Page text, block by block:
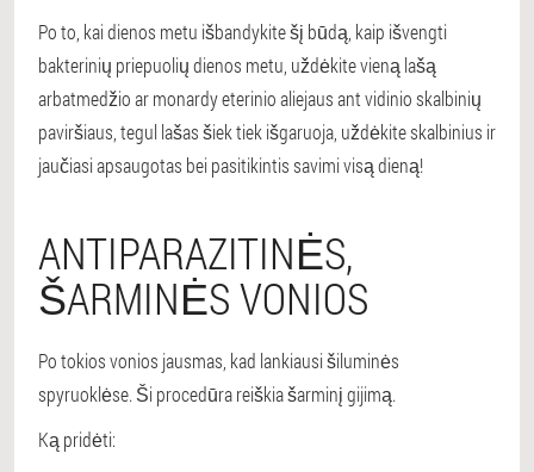
Po to, kai dienos metu išbandykite šį būdą, kaip išvengti
bakterinių priepuolių dienos metu, uždėkite vieną lašą
arbatmedžio ar monardy eterinio aliejaus ant vidinio skalbinių
paviršiaus, tegul lašas šiek tiek išgaruoja, uždėkite skalbinius ir
jaučiasi apsaugotas bei pasitikintis savimi visą dieną!
ANTIPARAZITINĖS,
ŠARMINĖS VONIOS
Po tokios vonios jausmas, kad lankiausi šiluminės
spyruoklėse. Ši procedūra reiškia šarminį gijimą.
Ką pridėti: